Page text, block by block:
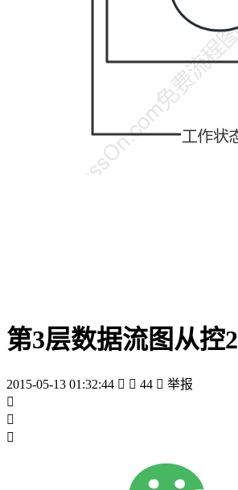
第3层数据流图从控2
2015-05-13 01:32:44   44  举报


